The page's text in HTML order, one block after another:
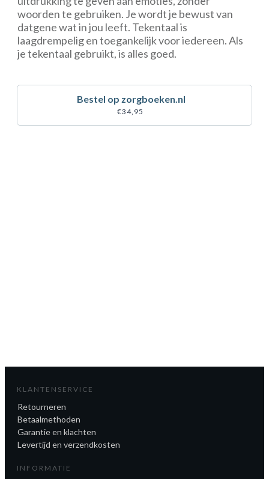
woorden te gebruiken. Je wordt je bewust van
datgene wat in jou leeft. Tekentaal is
laagdrempelig en toegankelijk voor iedereen. Als
je tekentaal gebruikt, is alles goed.
Bestel op zorgboeken.nl
€34,95
KLANTENSERVICE
Retourneren
Betaalmethoden
Garantie en klachten
Levertijd en verzendkosten
INFORMATIE